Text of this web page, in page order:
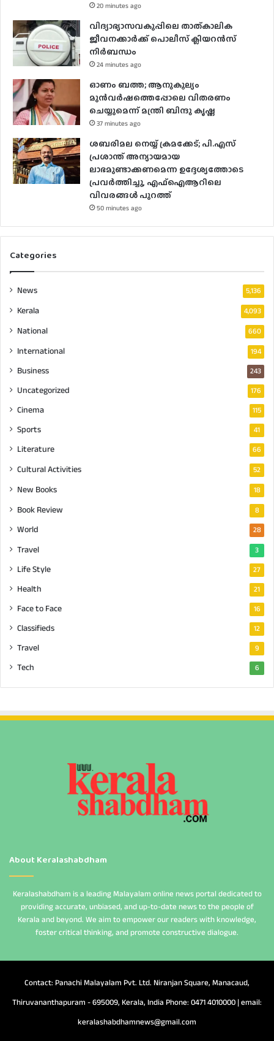
20 minutes ago
വിദ്യാഭ്യാസവകുപ്പിലെ താത്കാലിക
ജീവനക്കാർക്ക് പൊലീസ് ക്ലിയറൻസ്
നിർബന്ധം
24 minutes ago
ഓണം ബത്ത; ആനുകൂല്യം
മുൻവർഷത്തെപ്പോലെ വിതരണം
ചെയ്യുമെന്ന് മന്ത്രി ബിന്ദു കൃഷ്ണ
37 minutes ago
ശബരിമല നെയ്യ് ക്രമക്കേട്; പി.എസ്
പ്രശാന്ത് അന്യായമായ
ലാഭമുണ്ടാക്കണമെന്ന ഉദ്ദേശ്യത്തോടെ
പ്രവർത്തിച്ചു, എഫ്ഐആറിലെ
വിവരങ്ങൾ പുറത്ത്
50 minutes ago
Categories
News 5,136
Kerala 4,093
National 660
International 194
Business 243
Uncategorized 176
Cinema 115
Sports 41
Literature 66
Cultural Activities 52
New Books 18
Book Review 8
World 28
Travel 3
Life Style 27
Health 21
Face to Face 16
Classifieds 12
Travel 9
Tech 6
About Keralashabdham
Keralashabdham is a leading Malayalam online news portal dedicated to
providing accurate, unbiased, and up-to-date news to the people of
Kerala and beyond. We aim to empower our readers with knowledge,
foster critical thinking, and promote constructive dialogue.
Contact: Panachi Malayalam Pvt. Ltd. Niranjan Square, Manacaud,
Thiruvananthapuram - 695009, Kerala, India Phone: 0471 4010000 | email:
keralashabdhamnews@gmail.com